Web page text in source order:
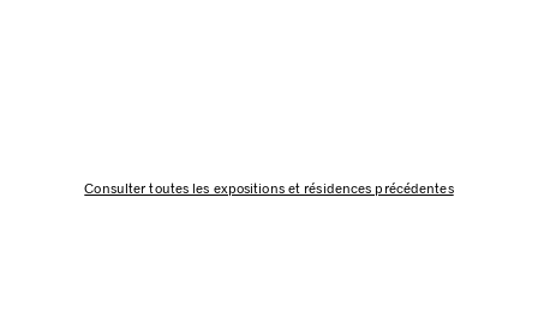
Consulter toutes les expositions et résidences précédentes